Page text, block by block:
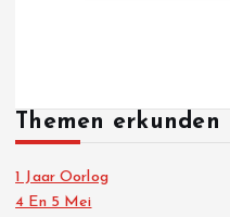
Themen erkunden
1 Jaar Oorlog
4 En 5 Mei